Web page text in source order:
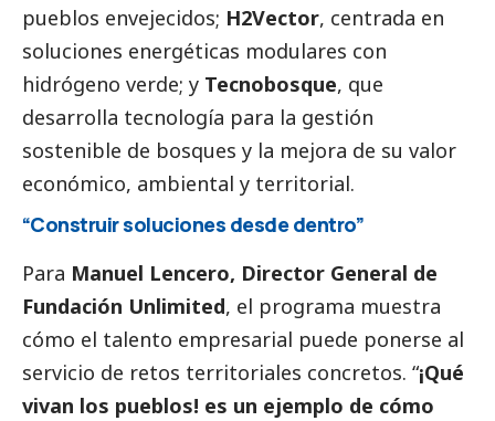
pueblos envejecidos; H2Vector, centrada en
soluciones energéticas modulares con
hidrógeno verde; y Tecnobosque, que
desarrolla tecnología para la gestión
sostenible de bosques y la mejora de su valor
económico, ambiental y territorial.
“Construir soluciones desde dentro”
Para Manuel Lencero, Director General de
Fundación Unlimited, el programa muestra
cómo el talento empresarial puede ponerse al
servicio de retos territoriales concretos. “¡Qué
vivan los pueblos! es un ejemplo de cómo